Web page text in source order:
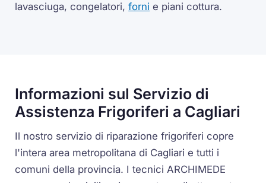
lavasciuga, congelatori,forni e piani cottura.
Informazioni sul Servizio di
Assistenza Frigoriferi a Cagliari
Il nostro servizio di riparazione frigoriferi copre
l'intera area metropolitana di Cagliari e tutti i
comuni della provincia. I tecnici ARCHIMEDE